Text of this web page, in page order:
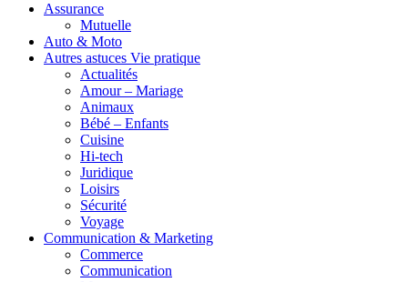
Assurance
Mutuelle
Auto & Moto
Autres astuces Vie pratique
Actualités
Amour – Mariage
Animaux
Bébé – Enfants
Cuisine
Hi-tech
Juridique
Loisirs
Sécurité
Voyage
Communication & Marketing
Commerce
Communication